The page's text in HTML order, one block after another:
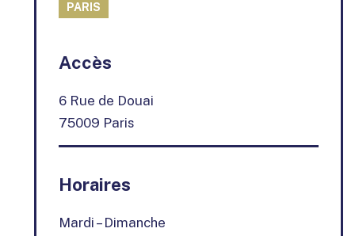
PARIS
−
Accès
6 Rue de Douai
75009 Paris
Horaires
Mardi – Dimanche